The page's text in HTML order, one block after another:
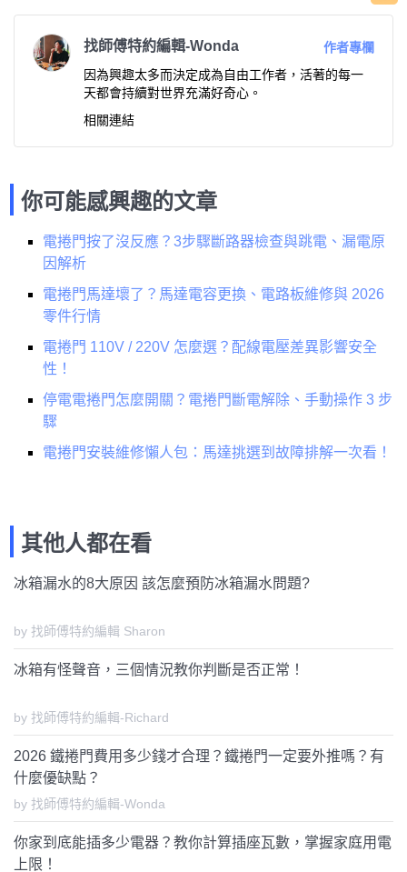
找師傅特約編輯-Wonda
作者專欄
因為興趣太多而決定成為自由工作者，活著的每一
天都會持續對世界充滿好奇心。
相關連結
你可能感興趣的文章
電捲門按了沒反應？3步驟斷路器檢查與跳電、漏電原
因解析
電捲門馬達壞了？馬達電容更換、電路板維修與 2026
零件行情
電捲門 110V / 220V 怎麼選？配線電壓差異影響安全
性！
停電電捲門怎麼開關？電捲門斷電解除、手動操作 3 步
驟
電捲門安裝維修懶人包：馬達挑選到故障排解一次看！
其他人都在看
冰箱漏水的8大原因 該怎麼預防冰箱漏水問題?
by 找師傅特約編輯 Sharon
冰箱有怪聲音，三個情況教你判斷是否正常！
by 找師傅特約編輯-Richard
2026 鐵捲門費用多少錢才合理？鐵捲門一定要外推嗎？有
什麼優缺點？
by 找師傅特約編輯-Wonda
你家到底能插多少電器？教你計算插座瓦數，掌握家庭用電
上限！